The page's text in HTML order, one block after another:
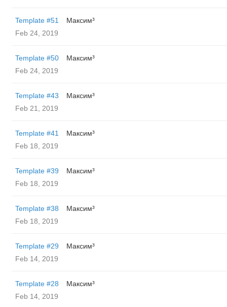
Template #51
Максим³
Feb 24, 2019
Template #50
Максим³
Feb 24, 2019
Template #43
Максим³
Feb 21, 2019
Template #41
Максим³
Feb 18, 2019
Template #39
Максим³
Feb 18, 2019
Template #38
Максим³
Feb 18, 2019
Template #29
Максим³
Feb 14, 2019
Template #28
Максим³
Feb 14, 2019